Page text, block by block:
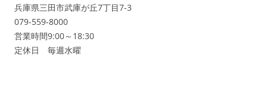
兵庫県三田市武庫が丘7丁目7-3
079-559-8000
営業時間9:00～18:30
定休日 毎週水曜